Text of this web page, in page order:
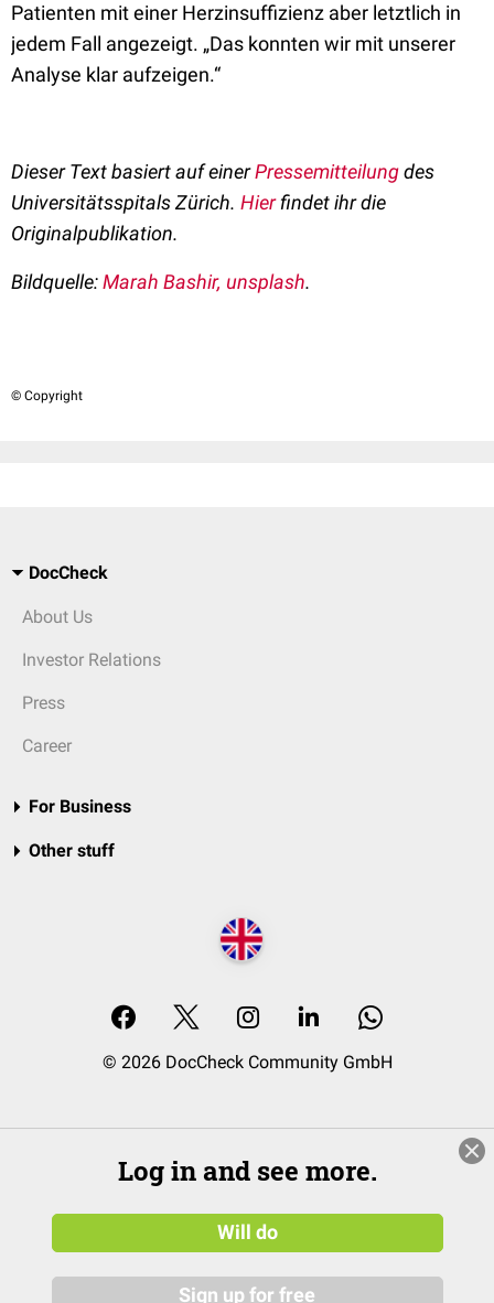
Patienten mit einer Herzinsuffizienz aber letztlich in
jedem Fall angezeigt. „Das konnten wir mit unserer
Analyse klar aufzeigen.“
Dieser Text basiert auf einerPressemitteilungdes
Universitätsspitals Zürich. Hierfindet ihr die
Originalpublikation.
Bildquelle:Marah Bashir, unsplash.
© Copyright
DocCheck
About Us
Investor Relations
Press
Career
For Business
Other stuff
© 2026 DocCheck Community GmbH
Log in and see more.
Will do
Sign up for free